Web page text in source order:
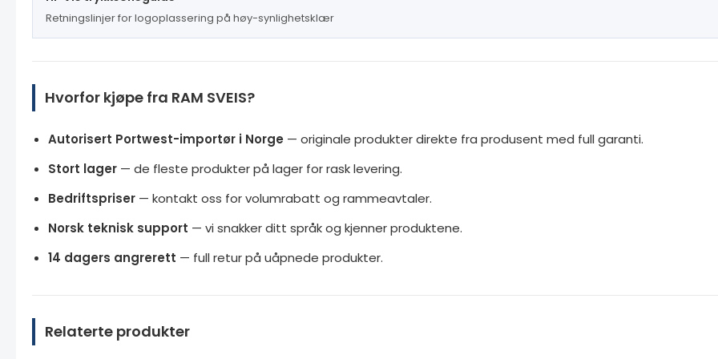
Retningslinjer for logoplassering på høy-synlighetsklær
Hvorfor kjøpe fra RAM SVEIS?
Autorisert Portwest-importør i Norge — originale produkter direkte fra produsent med full garanti.
Stort lager — de fleste produkter på lager for rask levering.
Bedriftspriser — kontakt oss for volumrabatt og rammeavtaler.
Norsk teknisk support — vi snakker ditt språk og kjenner produktene.
14 dagers angrerett — full retur på uåpnede produkter.
Relaterte produkter